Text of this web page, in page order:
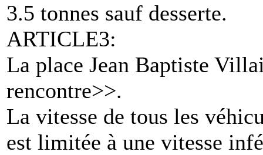
3.5 tonnes sauf desserte.
ARTICLE3:
La place Jean Baptiste
rencontre>>.
La vitesse de tous les
est limitée à une vitesse